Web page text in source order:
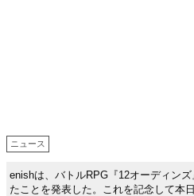
ニュース
enishは、バトルRPG『12オーディン
たことを発表した。これを記念して本